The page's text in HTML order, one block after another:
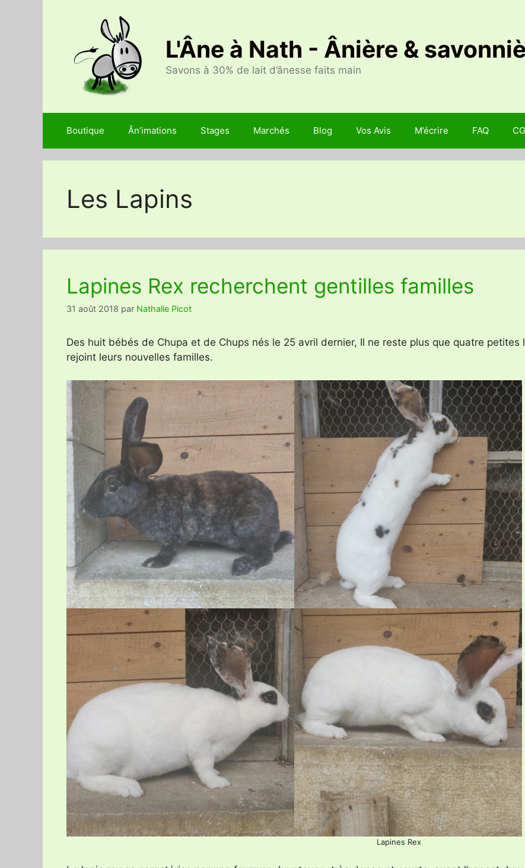
L'Âne à Nath - Ânière &
Savons à 30% de lait d’ânesse faits main
Boutique Ân’imations Stages Marchés Blog Vos Avis M’écrire FAQ
Les Lapins
Lapines Rex recherchent gentilles familles
31 août 2018 par Nathalie Picot
Des huit bébés de Chupa et de Chups nés le 25 avril dernier, Il ne reste plus que quatre
rejoint leurs nouvelles familles.
Lapines Rex